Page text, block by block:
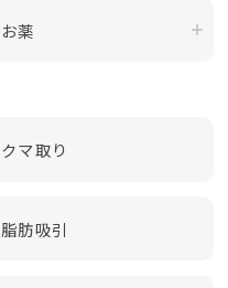
お薬
クマ取り
脂肪吸引